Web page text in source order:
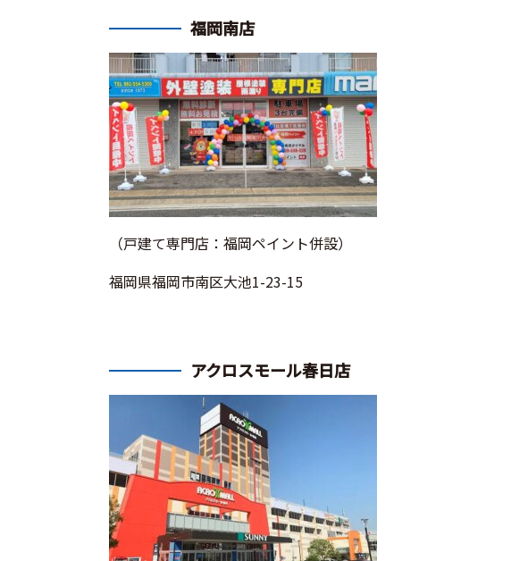
福岡南店
（戸建て専門店：福岡ペイント併設）
福岡県福岡市南区大池1-23-15
アクロスモール春日店